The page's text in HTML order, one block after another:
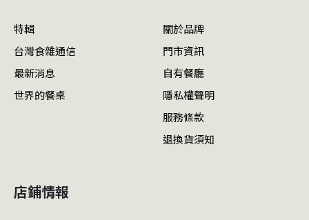
特輯
台灣食雜通信
最新消息
世界的餐桌
關於品牌
門市資訊
自有餐廳
隱私權聲明
服務條款
退換貨須知
店鋪情報